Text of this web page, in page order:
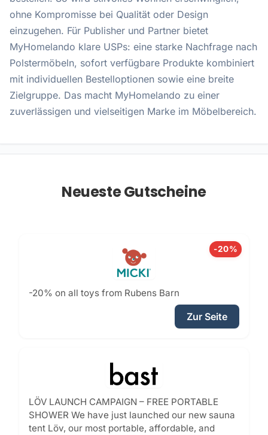
ohne Kompromisse bei Qualität oder Design
einzugehen. Für Publisher und Partner bietet
MyHomelando klare USPs: eine starke Nachfrage nach
Polstermöbeln, sofort verfügbare Produkte kombiniert
mit individuellen Bestelloptionen sowie eine breite
Zielgruppe. Das macht MyHomelando zu einer
zuverlässigen und vielseitigen Marke im Möbelbereich.
Neueste Gutscheine
-20%
-20% on all toys from Rubens Barn
Zur Seite
LÖV LAUNCH CAMPAIGN – FREE PORTABLE
SHOWER We have just launched our new sauna
tent Löv, our most portable, affordable, and